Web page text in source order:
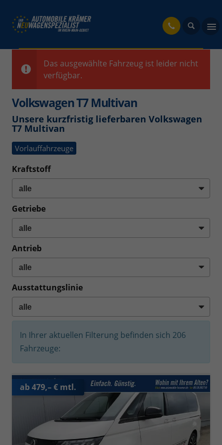
Das ausgewählte Fahrzeug ist leider nicht
verfügbar.
Volkswagen T7 Multivan
Unsere kurzfristig lieferbaren Volkswagen
T7 Multivan
Vorlauffahrzeuge
Kraftstoff
Getriebe
Antrieb
Ausstattungslinie
In Ihrer aktuellen Filterung befinden sich 206
Fahrzeuge:
ab 479,– € mtl.